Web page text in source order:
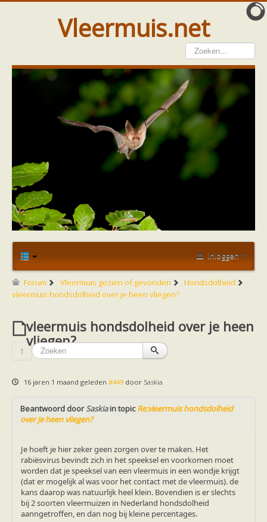
Vleermuis.net
Vleermuis gezien
Waarneming doorgeven
Wat doen wij met meldingen
Telinstructie
Waarnemingen doorgeven elders
Hulp
Vleermuis gevonden
Vanginstructie
Hulp per email
Hulp per provincie
Drenthe
Friesland
Limburg
Noord-Brabant
Noord-Holland
Utrecht
Zeeland
Zuid-Holland
Vleermuizen en ziektes
Gebiedsbescherming
Vleermuisprotocol
Knelpunten in vleermuisbescherming
vleermuiskasten kopen/ ophangen
Meedoen
Landelijk zoogdierwerkgroepen
Regionale of provinciale werkgroepen
Jeugd
Internationaal
Landelijke natuurverenigingen
Home Forum
Vleermuis gezien of gevonden
Hondsdolheid
vleermuis hondsdolheid over je heen vliegen?
Inloggen
Forum Vleermuis gezien of gevonden
Hondsdolheid
vleermuis hondsdolheid over je heen vliegen?
vleermuis hondsdolheid over je heen
vliegen?
1
16 jaren 1 maand geleden #449 door Saskia
Beantwoord doorSaskiain topicRe:vleermuis hondsdolheid
over je heen vliegen?
Je hoeft je hier zeker geen zorgen over te maken. Het
rabiësvirus bevindt zich in het speeksel en voorkomen moet
worden dat je speeksel van een vleermuis in een wondje krijgt
(dat er mogelijk al was voor het contact met de vleermuis). de
kans daarop was natuurlijk heel klein. Bovendien is er slechts
bij 2 soorten vleermuizen in Nederland hondsdolheid
aanngetroffen, en dan nog bij kleine percentages.